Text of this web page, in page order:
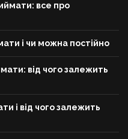
все про
і чи можна постійно
від чого залежить
і від чого залежить